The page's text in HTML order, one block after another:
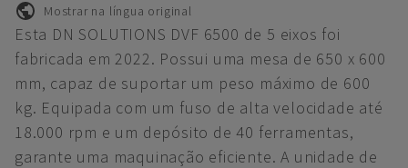
Mostrar na língua original
Esta DN SOLUTIONS DVF 6500 de 5 eixos foi
fabricada em 2022. Possui uma mesa de 650 x 600
mm, capaz de suportar um peso máximo de 600
kg. Equipada com um fuso de alta velocidade até
18.000 rpm e um depósito de 40 ferramentas,
garante uma maquinação eficiente. A unidade de